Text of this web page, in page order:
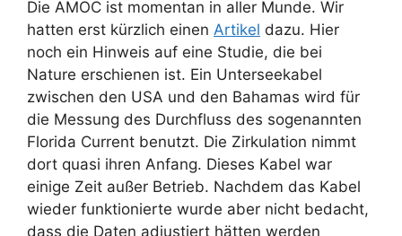
Die AMOC ist momentan in aller Munde. Wir
hatten erst kürzlich einen Artikel dazu. Hier
noch ein Hinweis auf eine Studie, die bei
Nature erschienen ist. Ein Unterseekabel
zwischen den USA und den Bahamas wird für
die Messung des Durchfluss des sogenannten
Florida Current benutzt. Die Zirkulation nimmt
dort quasi ihren Anfang. Dieses Kabel war
einige Zeit außer Betrieb. Nachdem das Kabel
wieder funktionierte wurde aber nicht bedacht,
dass die Daten adjustiert hätten werden